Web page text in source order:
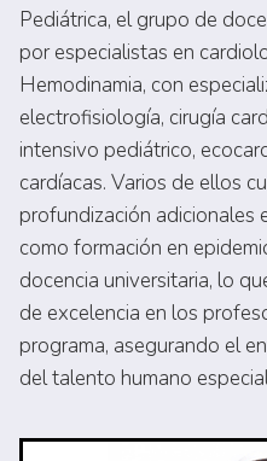
Pediátrica, el grupo de
por especialistas en
Hemodinamia, con
electrofisiología, cirugía
intensivo pediátrico,
cardíacas. Varios de ellos
profundización adicionales
como formación en
docencia universitaria, lo
de excelencia en los
programa, asegurando el
del talento humano